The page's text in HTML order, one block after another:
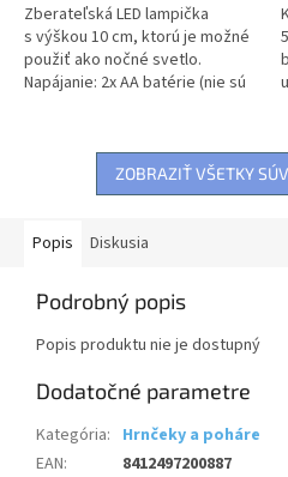
Zberateľská LED lampička
s výškou 10 cm, ktorú je možné
použiť ako nočné svetlo.
Napájanie: 2x AA batérie (nie sú
ZOBRAZIŤ VŠETKY
Popis Diskusia
Podrobný popis
Popis produktu nie je dostupný
Dodatočné parametre
Kategória: Hrnčeky a poháre
EAN: 8412497200887